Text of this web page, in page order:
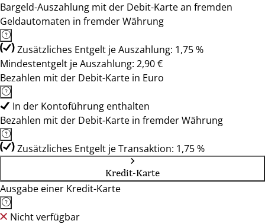
Bargeld-Auszahlung mit der Debit-Karte an fremden
Geldautomaten in fremder Währung
Zusätzliches Entgelt je Auszahlung: 1,75 %
Mindestentgelt je Auszahlung: 2,90 €
Bezahlen mit der Debit-Karte in Euro
In der Kontoführung enthalten
Bezahlen mit der Debit-Karte in fremder Währung
Zusätzliches Entgelt je Transaktion: 1,75 %
Kredit-Karte
Ausgabe einer Kredit-Karte
Nicht verfügbar